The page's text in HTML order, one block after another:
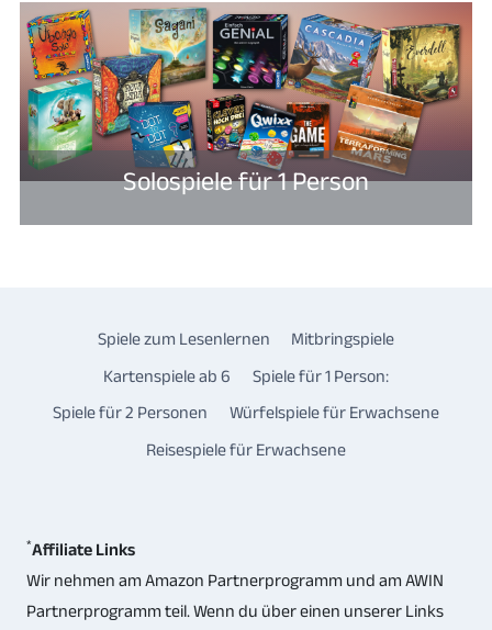
Solospiele für 1 Person
Spiele zum Lesenlernen
Mitbringspiele
Kartenspiele ab 6
Spiele für 1 Person:
Spiele für 2 Personen
Würfelspiele für Erwachsene
Reisespiele für Erwachsene
*Affiliate Links
Wir nehmen am Amazon Partnerprogramm und am AWIN
Partnerprogramm teil. Wenn du über einen unserer Links